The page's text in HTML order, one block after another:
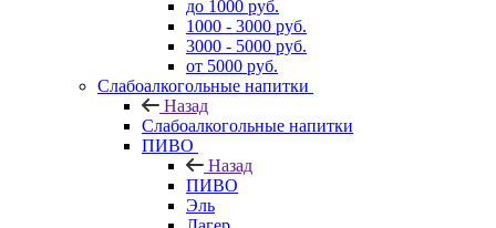
до 1000 руб.
1000 - 3000 руб.
3000 - 5000 руб.
от 5000 руб.
Слабоалкогольные напитки
Назад
Слабоалкогольные напитки
ПИВО
Назад
ПИВО
Эль